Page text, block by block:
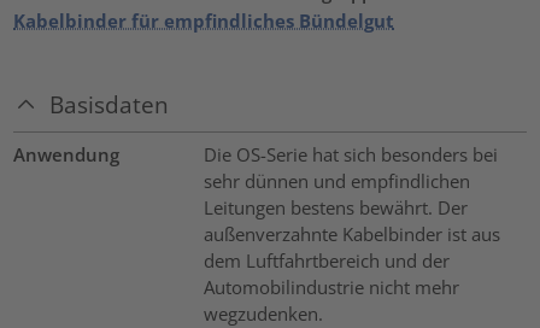
Kabelbinder für empfindliches Bündelgut
Basisdaten
Anwendung
Die OS-Serie hat sich besonders bei
sehr dünnen und empfindlichen
Leitungen bestens bewährt. Der
außenverzahnte Kabelbinder ist aus
dem Luftfahrtbereich und der
Automobilindustrie nicht mehr
wegzudenken.